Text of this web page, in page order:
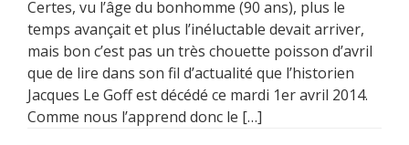
Certes, vu l’âge du bonhomme (90 ans), plus le
temps avançait et plus l’inéluctable devait arriver,
mais bon c’est pas un très chouette poisson d’avril
que de lire dans son fil d’actualité que l’historien
Jacques Le Goff est décédé ce mardi 1er avril 2014.
Comme nous l’apprend donc le […]